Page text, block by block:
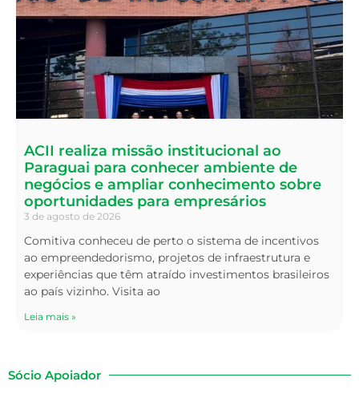
ACII realiza missão institucional ao
Paraguai para conhecer ambiente de
negócios e ampliar conhecimento sobre
oportunidades para empresários
3 de agosto de 2026
Comitiva conheceu de perto o sistema de incentivos
ao empreendedorismo, projetos de infraestrutura e
experiências que têm atraído investimentos brasileiros
ao país vizinho. Visita ao
Leia mais »
Sócio Apoiador